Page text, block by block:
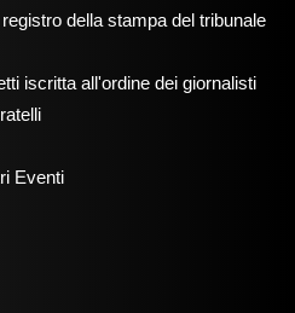
della stampa del tribunale
iscritta all'ordine dei giornalisti
Eventi